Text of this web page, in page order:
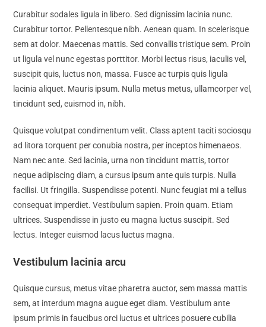
Curabitur sodales ligula in libero. Sed dignissim lacinia nunc.
Curabitur tortor. Pellentesque nibh. Aenean quam. In scelerisque
sem at dolor. Maecenas mattis. Sed convallis tristique sem. Proin
ut ligula vel nunc egestas porttitor. Morbi lectus risus, iaculis vel,
suscipit quis, luctus non, massa. Fusce ac turpis quis ligula
lacinia aliquet. Mauris ipsum. Nulla metus metus, ullamcorper vel,
tincidunt sed, euismod in, nibh.
Quisque volutpat condimentum velit. Class aptent taciti sociosqu
ad litora torquent per conubia nostra, per inceptos himenaeos.
Nam nec ante. Sed lacinia, urna non tincidunt mattis, tortor
neque adipiscing diam, a cursus ipsum ante quis turpis. Nulla
facilisi. Ut fringilla. Suspendisse potenti. Nunc feugiat mi a tellus
consequat imperdiet. Vestibulum sapien. Proin quam. Etiam
ultrices. Suspendisse in justo eu magna luctus suscipit. Sed
lectus. Integer euismod lacus luctus magna.
Vestibulum lacinia arcu
Quisque cursus, metus vitae pharetra auctor, sem massa mattis
sem, at interdum magna augue eget diam. Vestibulum ante
ipsum primis in faucibus orci luctus et ultrices posuere cubilia